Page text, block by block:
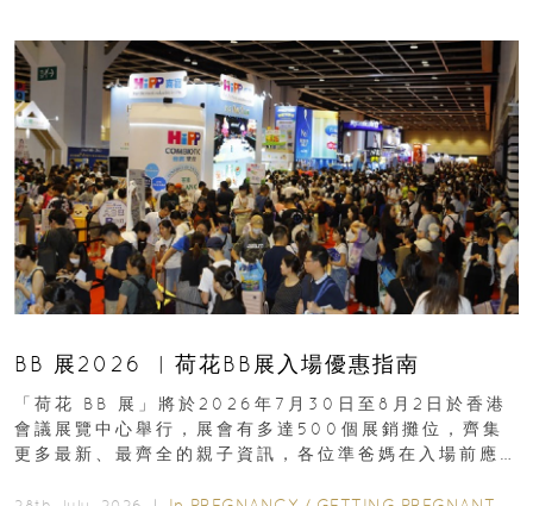
BB 展2026 ︳荷花BB展入場優惠指南
「荷花 BB 展」將於2026年7月30日至8月2日於香港
會議展覽中心舉行，展會有多達500個展銷攤位，齊集
更多最新、最齊全的親子資訊，各位準爸媽在入場前應